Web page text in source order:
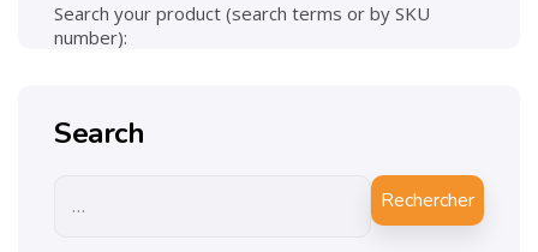
Search your product (search terms or by SKU
number):
Search
Rechercher